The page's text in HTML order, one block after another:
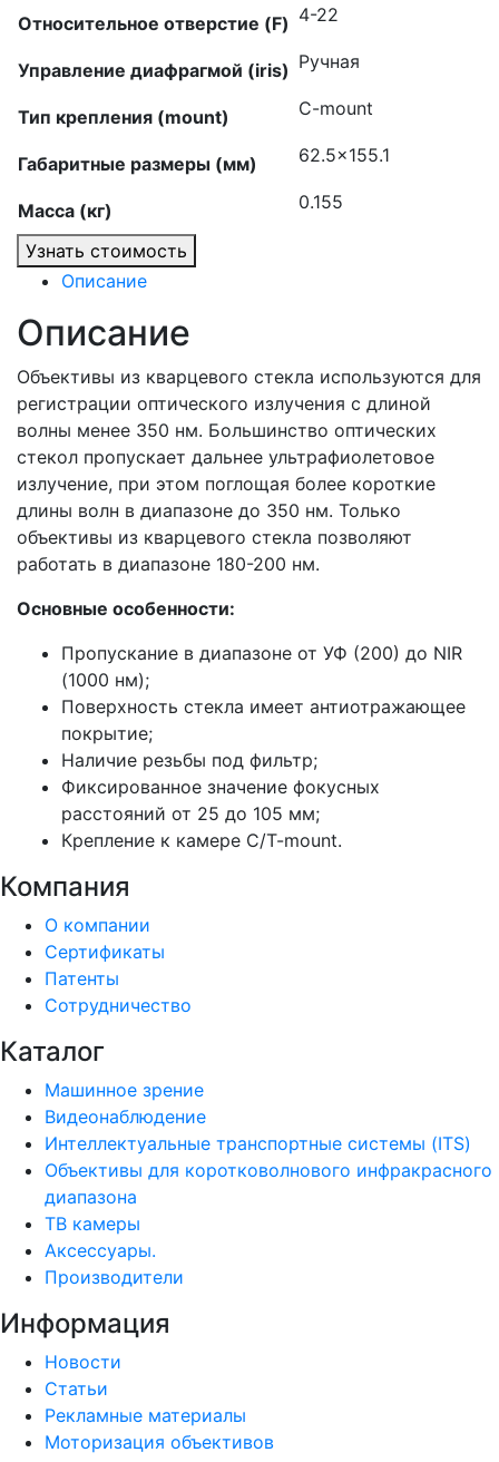
Относительное отверстие (F) 4-22
Управление диафрагмой (iris) Ручная
Тип крепления (mount) C-mount
Габаритные размеры (мм) 62.5×155.1
Масса (кг) 0.155
Узнать стоимость
Описание
Описание
Объективы из кварцевого стекла используются для
регистрации оптического излучения с длиной
волны менее 350 нм. Большинство оптических
стекол пропускает дальнее ультрафиолетовое
излучение, при этом поглощая более короткие
длины волн в диапазоне до 350 нм. Только
объективы из кварцевого стекла позволяют
работать в диапазоне 180-200 нм.
Основные особенности:
Пропускание в диапазоне от УФ (200) до NIR
(1000 нм);
Поверхность стекла имеет антиотражающее
покрытие;
Наличие резьбы под фильтр;
Фиксированное значение фокусных
расстояний от 25 до 105 мм;
Крепление к камере C/T-mount.
Компания
О компании
Сертификаты
Патенты
Сотрудничество
Каталог
Машинное зрение
Видеонаблюдение
Интеллектуальные транспортные системы (ITS)
Объективы для коротковолнового инфракрасного
диапазона
ТВ камеры
Аксессуары.
Производители
Информация
Новости
Статьи
Рекламные материалы
Моторизация объективов